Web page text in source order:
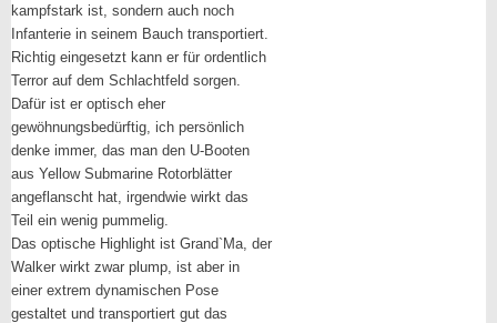
kampfstark ist, sondern auch noch
Infanterie in seinem Bauch transportiert.
Richtig eingesetzt kann er für ordentlich
Terror auf dem Schlachtfeld sorgen.
Dafür ist er optisch eher
gewöhnungsbedürftig, ich persönlich
denke immer, das man den U-Booten
aus Yellow Submarine Rotorblätter
angeflanscht hat, irgendwie wirkt das
Teil ein wenig pummelig.
Das optische Highlight ist Grand`Ma, der
Walker wirkt zwar plump, ist aber in
einer extrem dynamischen Pose
gestaltet und transportiert gut das